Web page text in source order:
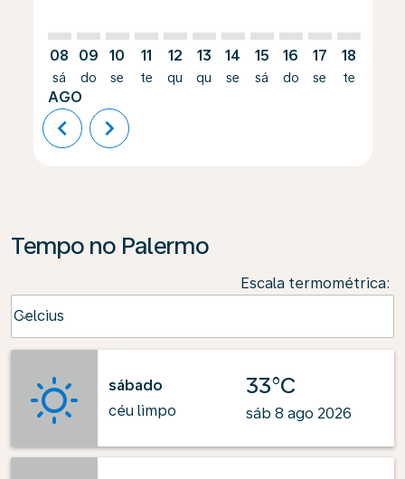
08
sá
AGO
09
do
10
se
11
te
12
qu
13
qu
14
se
15
sá
16
do
17
se
18
te
chevron_left chevron_right
Tempo no Palermo
Escala termométrica:
Celcius
keyboard_arrow_down
sábado
céu limpo
33°C
sáb 8 ago 2026